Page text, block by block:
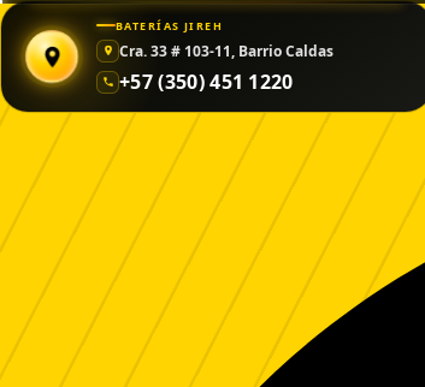
Saltar
contenido
BATERÍAS JIREH
Cra. 33 # 103-11, Barrio Caldas
+57 (350) 451 1220